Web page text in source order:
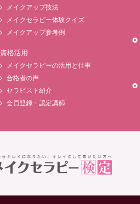
メイクアップ技法
メイクセラピー体験クイズ
メイクアップ参考例
資格活用
メイクセラピーの活用と仕事
合格者の声
セラピスト紹介
会員登録・認定講師